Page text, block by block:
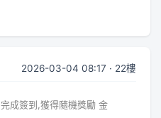
2026-03-04 08:17 · 22樓
完成簽到,獲得隨機獎勵 金